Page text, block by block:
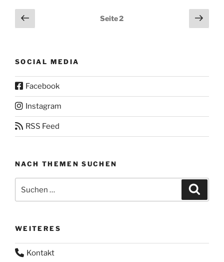
Seitennummerierung
der
Vorherige
Seite
Seite2
SOCIAL MEDIA
Facebook
Instagram
RSS Feed
NACH THEMEN SUCHEN
nach:
WEITERES
Kontakt